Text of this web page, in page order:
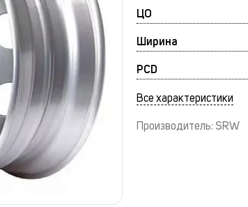
ЦО
Ширина
PCD
Все характеристики
Производитель: SRW